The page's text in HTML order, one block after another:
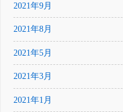
2021年9月
2021年8月
2021年5月
2021年3月
2021年1月